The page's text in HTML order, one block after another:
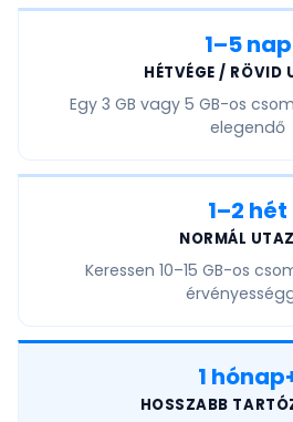
1–5 nap
HÉTVÉGE / RÖVID
Egy 3 GB vagy 5 GB-os
elegendő
1–2 hét
NORMÁL
Keressen 10–15 GB-os
1
HOSSZABB